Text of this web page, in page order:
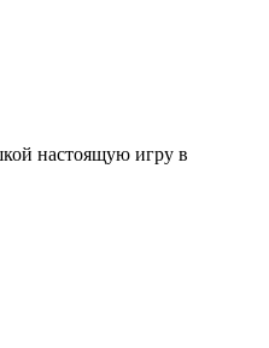
настоящую игру в